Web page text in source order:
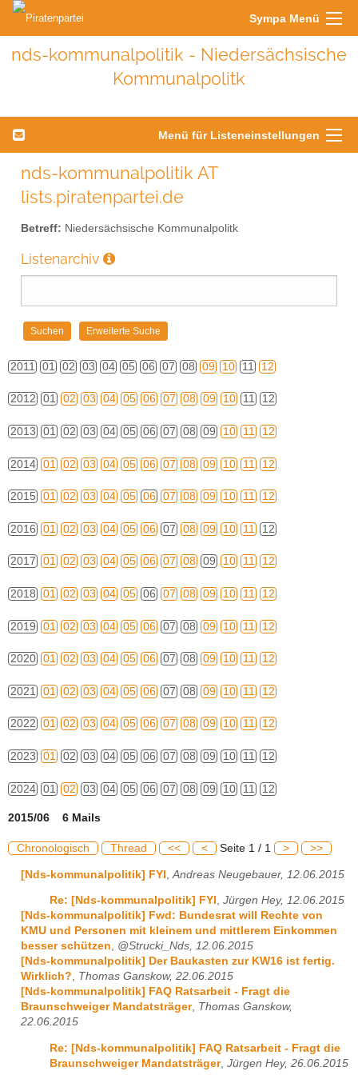
Sympa Menü
nds-kommunalpolitik - Niedersächsische
Kommunalpolitk
Menü für Listeneinstellungen
nds-kommunalpolitik AT
lists.piratenpartei.de
Betreff: Niedersächsische Kommunalpolitk
Listenarchiv
2011 01 02 03 04 05 06 07 08 09 10 11 12
2012 01 02 03 04 05 06 07 08 09 10 11 12
2013 01 02 03 04 05 06 07 08 09 10 11 12
2014 01 02 03 04 05 06 07 08 09 10 11 12
2015 01 02 03 04 05 06 07 08 09 10 11 12
2016 01 02 03 04 05 06 07 08 09 10 11 12
2017 01 02 03 04 05 06 07 08 09 10 11 12
2018 01 02 03 04 05 06 07 08 09 10 11 12
2019 01 02 03 04 05 06 07 08 09 10 11 12
2020 01 02 03 04 05 06 07 08 09 10 11 12
2021 01 02 03 04 05 06 07 08 09 10 11 12
2022 01 02 03 04 05 06 07 08 09 10 11 12
2023 01 02 03 04 05 06 07 08 09 10 11 12
2024 01 02 03 04 05 06 07 08 09 10 11 12
2015/06 6 Mails
Chronologisch Thread << < Seite 1 / 1 > >>
[Nds-kommunalpolitik] FYI Andreas Neugebauer, 12.06.2015
Re: [Nds-kommunalpolitik] FYI , Jürgen Hey, 12.06.2015
[Nds-kommunalpolitik] Fwd: Bundesrat will Rechte von
KMU und Personen mit kleinem und mittlerem Einkommen
besser schützen, @Strucki_Nds, 12.06.2015
[Nds-kommunalpolitik] Der Baukasten zur KW16 ist fertig.
Wirklich?, Thomas Ganskow, 22.06.2015
[Nds-kommunalpolitik] FAQ Ratsarbeit - Fragt die
Braunschweiger Mandatsträger, Thomas Ganskow,
22.06.2015
Re: [Nds-kommunalpolitik] FAQ Ratsarbeit - Fragt die
Braunschweiger Mandatsträger, Jürgen Hey, 26.06.2015